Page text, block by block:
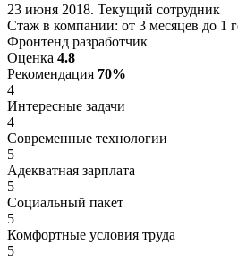
23 июня 2018. Текущий сотрудник
Стаж в компании: от 3 месяцев до 1
Фронтенд разработчик
Оценка 4.8
Рекомендация 70%
4
Интересные задачи
4
Современные технологии
5
Адекватная зарплата
5
Социальный пакет
5
Комфортные условия труда
5